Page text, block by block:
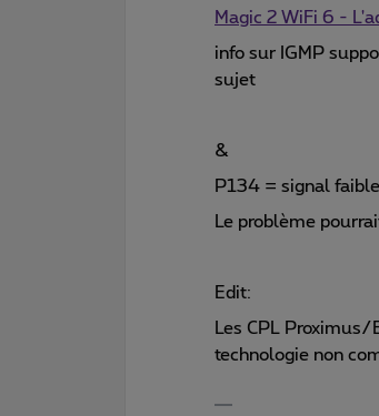
Magic 2 WiFi 6 -
info sur IGMP
sujet
&
P134 = signal
Le problème
Edit:
Les CPL
technologie non